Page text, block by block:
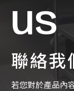
us
聯絡我
若您對於產品內